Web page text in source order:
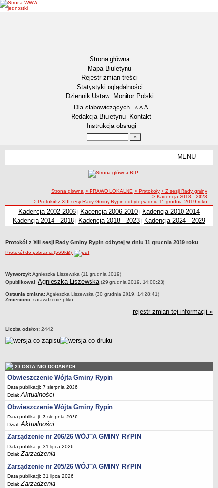
Strona główna
Mapa Biuletynu
Rejestr zmian treści
Statystyki oglądalności
Dziennik Ustaw
Monitor Polski
Menu dodatkowe
Dla słabowidzących A pomniejsz czcionkę
A standardowy rozmiar czcionki
A
Redakcja Biuletynu
Kontakt
Instrukcja obsługi
MENU
Status gminy
Lokalizacja
Insygnia gminy
Dane statystyczne
Zadania publiczne
Związki i stowarzyszenia
Rejestr zbiorów danych osobowych
Rejestr instytucji kultury
RODO Klauzule informacyjne
Dane teleadresowe
Czas pracy urzędu
Nr konta bankowego, NIP, REGON
Pracownicy urzędu - urząd gminy
Pracownicy urzędu - baza magazynowo - warsztatowa
Kompetencje referatów
Regulamin organizacyjny
Regulamin naboru na wolne stanowiska urzędnicze
Ogłoszenia o naborze na wolne stanowiska urzędnicze
Lista kandydatów spełniających wymagania formalne w naborach na
wolne stanowiska urzędnicze
Wyniki naboru na wolne stanowiska urzędnicze
ścieżka nawigacji
Strona główna > PRAWO LOKALNE > Protokoły > Z sesji Rady gminy
> Kadencja 2018 - 2023
> Protokół z XIII sesji Rady Gminy Rypin odbytej w dniu 11 grudnia 2019 roku
Kadencja 2002-2006 | Kadencja 2006-2010 | Kadencja 2010-2014
Kadencja 2014 - 2018 | Kadencja 2018 - 2023 | Kadencja 2024 - 2029
Protokół z XIII sesji Rady Gminy Rypin odbytej w dniu 11 grudnia 2019 roku
Protokół do pobrania (569kB)
metryczka
Wytworzył:Agnieszka Liszewska (11 grudnia 2019)
Opublikował: Agnieszka Liszewska(29 grudnia 2019, 14:00:23)
Ostatnia zmiana:Agnieszka Liszewska (30 grudnia 2019, 14:28:41)
Zmieniono: sprawdzenie pliku
rejestr zmian tej informacji »
Liczba odsłon: 2442
20 OSTATNIO DODANYCH
Obwieszczenie Wójta Gminy Rypin
Data publikacji: 7 sierpnia 2026
Dział:Aktualności
Obwieszczenie Wójta Gminy Rypin
Data publikacji: 3 sierpnia 2026
Dział:Aktualności
Zarządzenie nr 206/26 WÓJTA GMINY RYPIN
Data publikacji: 31 lipca 2026
Dział:Zarządzenia
Zarządzenie nr 205/26 WÓJTA GMINY RYPIN
Data publikacji: 31 lipca 2026
Dział:Zarządzenia